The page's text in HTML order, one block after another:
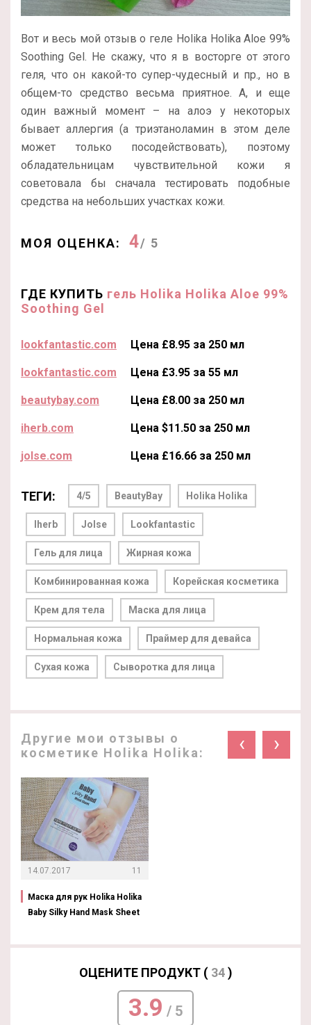
Вот и весь мой отзыв о геле Holika Holika Aloe 99%
Soothing Gel. Не скажу, что я в восторге от этого
геля, что он какой-то супер-чудесный и пр., но в
общем-то средство весьма приятное. А, и еще
один важный момент – на алоэ у некоторых
бывает аллергия (а триэтаноламин в этом деле
может только посодействовать), поэтому
обладательницам чувствительной кожи я
советовала бы сначала тестировать подобные
средства на небольших участках кожи.
МОЯ ОЦЕНКА: 4/ 5
ГДЕ КУПИТЬ гель Holika Holika Aloe 99%
Soothing Gel
lookfantastic.com Цена £8.95 за 250 мл
lookfantastic.com Цена £3.95 за 55 мл
beautybay.com Цена £8.00 за 250 мл
iherb.com Цена $11.50 за 250 мл
jolse.com Цена £16.66 за 250 мл
ТЕГИ: 4/5 BeautyBay Holika Holika
Iherb Jolse Lookfantastic
Гель для лица Жирная кожа
Комбинированная кожа Корейская косметика
Крем для тела Маска для лица
Нормальная кожа Праймер для девайса
Сухая кожа Сыворотка для лица
Другие мои отзывы о
косметике Holika Holika:
‹ ›
14.07.2017 11
Маска для рук Holika Holika
Baby Silky Hand Mask Sheet
ОЦЕНИТЕ ПРОДУКТ ( 34)
3.9 / 5